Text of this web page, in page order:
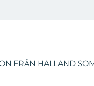
FRÅN HALLAND